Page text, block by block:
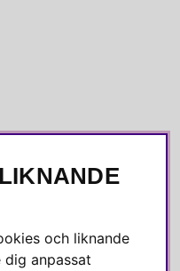
och liknande
anpassat